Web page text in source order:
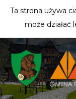
Ta strona używa
może działać